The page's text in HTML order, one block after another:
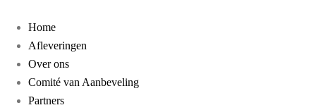
Home
Afleveringen
Over ons
Comité van Aanbeveling
Partners